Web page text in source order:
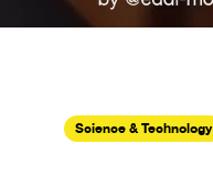
Science & Technology